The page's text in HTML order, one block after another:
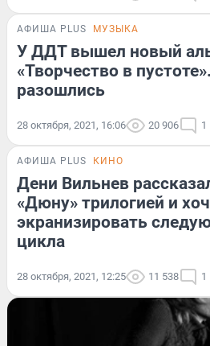
АФИША PLUS МУЗЫКА
У ДДТ вышел новый
«Творчество в
разошлись
28 октября, 2021, 16:06 20 906 1
АФИША PLUS КИНО
Дени Вильнев
«Дюну» трилогией и
экранизировать
цикла
28 октября, 2021, 12:25 11 538 1